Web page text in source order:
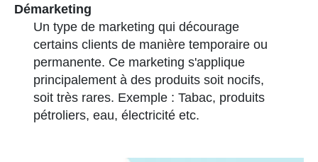
Démarketing
Un type de marketing qui décourage
certains clients de manière temporaire ou
permanente. Ce marketing s'applique
principalement à des produits soit nocifs,
soit très rares. Exemple : Tabac, produits
pétroliers, eau, électricité etc.